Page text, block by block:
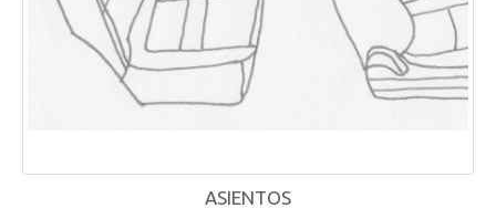
ASIENTOS